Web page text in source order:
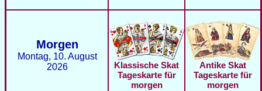
Morgen
Montag, 10. August
2026
Klassische Skat
Tageskarte für
morgen
Antike Skat
Tageskarte für
morgen